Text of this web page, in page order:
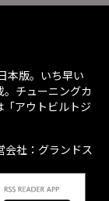
本版。いち早い
チューニングカ
アウトビルトジ
社：グランドス